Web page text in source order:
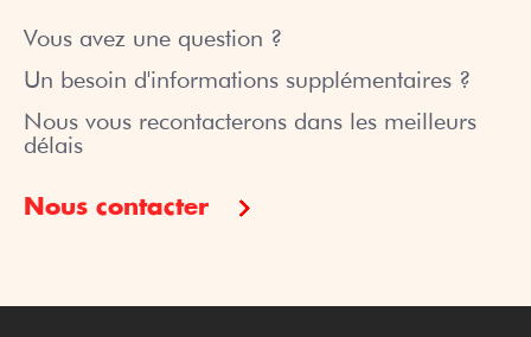
Vous avez une question ?
Un besoin d'informations supplémentaires ?
Nous vous recontacterons dans les meilleurs
délais
Nous contacter